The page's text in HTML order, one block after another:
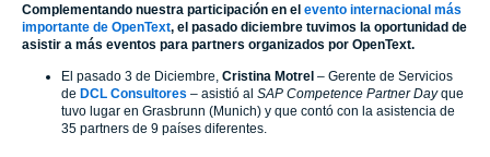
Complementando nuestra participación en el evento internacional más
importante de OpenText, el pasado diciembre tuvimos la oportunidad de
asistir a más eventos para partners organizados por OpenText.
El pasado 3 de Diciembre, Cristina Motrel – Gerente de Servicios
de DCL Consultores – asistió al SAP Competence Partner Dayque
tuvo lugar en Grasbrunn (Munich) y que contó con la asistencia de
35 partners de 9 países diferentes.